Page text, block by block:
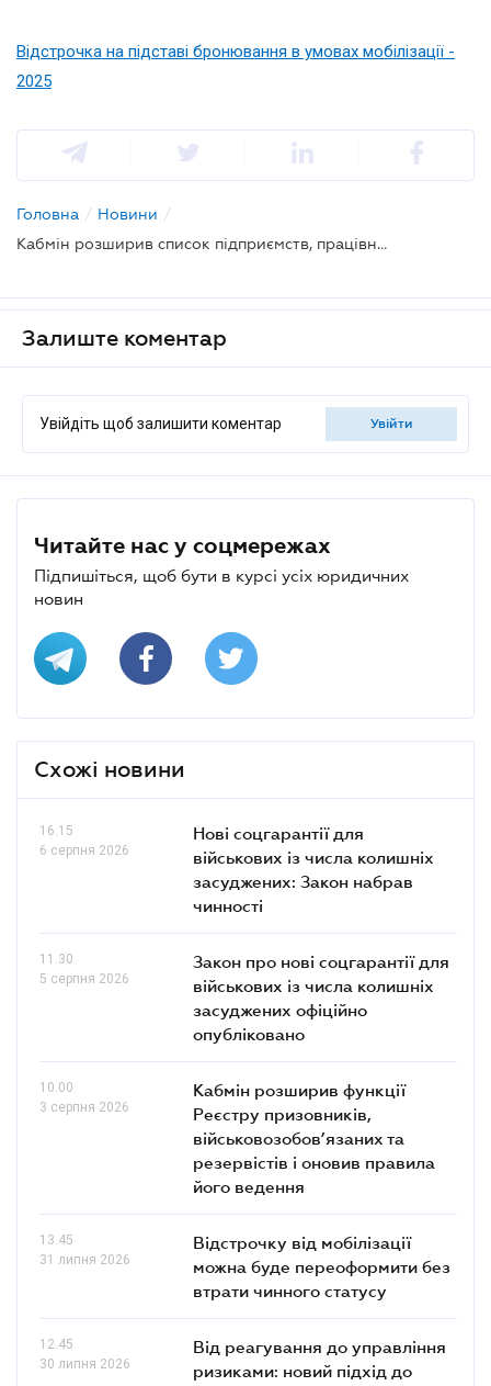
Відстрочка на підставі бронювання в умовах мобілізації -
2025
Головна / Новини /
Кабмін розширив список підприємств, працівники яких підлягають бронюванню
Залиште коментар
Увійдіть щоб залишити коментар увійти
Читайте нас у соцмережах
Підпишіться, щоб бути в курсі усіх юридичних
новин
Схожі новини
16.15
6 серпня 2026
Нові соцгарантії для
військових із числа колишніх
засуджених: Закон набрав
чинності
11.30
5 серпня 2026
Закон про нові соцгарантії для
військових із числа колишніх
засуджених офіційно
опубліковано
10.00
3 серпня 2026
Кабмін розширив функції
Реєстру призовників,
військовозобов’язаних та
резервістів і оновив правила
його ведення
13.45
31 липня 2026
Відстрочку від мобілізації
можна буде переоформити без
втрати чинного статусу
12.45
30 липня 2026
Від реагування до управління
ризиками: новий підхід до